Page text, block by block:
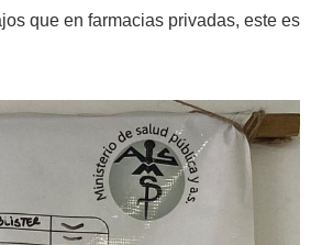
que en farmacias privadas, este es